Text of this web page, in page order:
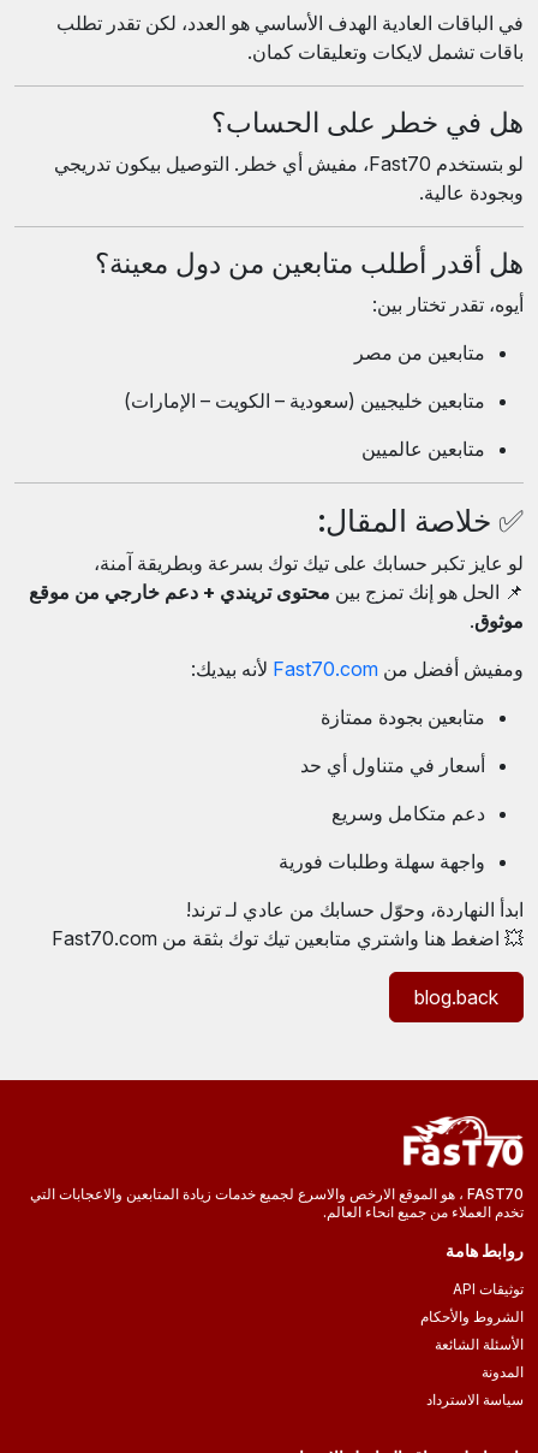
في الباقات العادية الهدف الأساسي هو العدد، لكن تقدر تطلب
باقات تشمل لايكات وتعليقات كمان.
هل في خطر على الحساب؟
لو بتستخدم Fast70، مفيش أي خطر. التوصيل بيكون تدريجي
وبجودة عالية.
هل أقدر أطلب متابعين من دول معينة؟
أيوه، تقدر تختار بين:
متابعين من مصر
متابعين خليجيين (سعودية – الكويت – الإمارات)
متابعين عالميين
✅ خلاصة المقال:
لو عايز تكبر حسابك على تيك توك بسرعة وبطريقة آمنة،
📌 الحل هو إنك تمزج بين محتوى تريندي + دعم خارجي من موقع
موثوق.
ومفيش أفضل من Fast70.com لأنه بيديك:
متابعين بجودة ممتازة
أسعار في متناول أي حد
دعم متكامل وسريع
واجهة سهلة وطلبات فورية
ابدأ النهاردة، وحوّل حسابك من عادي لـ ترند!
💥 اضغط هنا واشتري متابعين تيك توك بثقة من Fast70.com
blog.back
FAST70 ، هو الموقع الارخص والاسرع لجميع خدمات زيادة المتابعين والاعجابات التي
تخدم العملاء من جميع انحاء العالم.
روابط هامة
توثيقات API
الشروط والأحكام
الأسئلة الشائعة
المدونة
سياسة الاسترداد